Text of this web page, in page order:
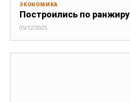
ЭКОНОМИКА
Построились по ранжиру
05/12/2025